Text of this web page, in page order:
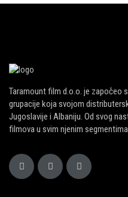
Taramount film d.o.o. je započeo
grupacije koja svojom
Jugoslavije i Albaniju. Od svog
filmova u svim njenim